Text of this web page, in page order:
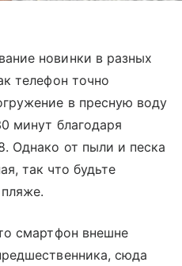
новинки в разных
телефон точно
в пресную воду
минут благодаря
Однако от пыли и песка
так что будьте
смартфон внешне
сюда